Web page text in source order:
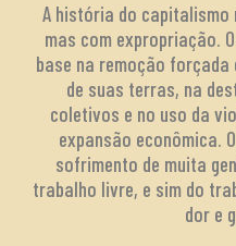
A história do capitalismo
mas com expropriação.
base na remoção forçada
de suas terras, na
coletivos e no uso da
expansão econômica.
sofrimento de muita
trabalho livre, e sim do
dor e